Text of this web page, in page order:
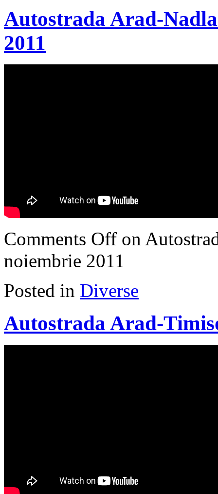
Autostrada Arad-
2011
Comments Off on
noiembrie 2011
Posted in Diverse
Autostrada Arad-